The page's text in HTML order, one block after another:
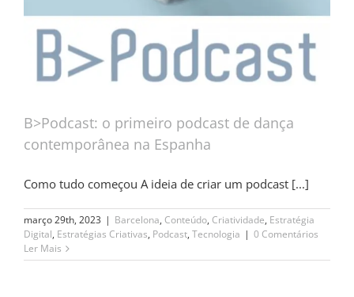
B>Podcast: o primeiro podcast de dança
contemporânea na Espanha
Como tudo começou A ideia de criar um podcast [...]
março 29th, 2023 | Barcelona, Conteúdo, Criatividade, Estratégia
Digital, Estratégias Criativas, Podcast, Tecnologia | 0 Comentários
Ler Mais